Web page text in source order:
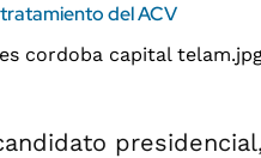
del ACV